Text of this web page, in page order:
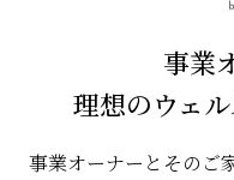
事業
理想のウェル
事業オーナーとそのご